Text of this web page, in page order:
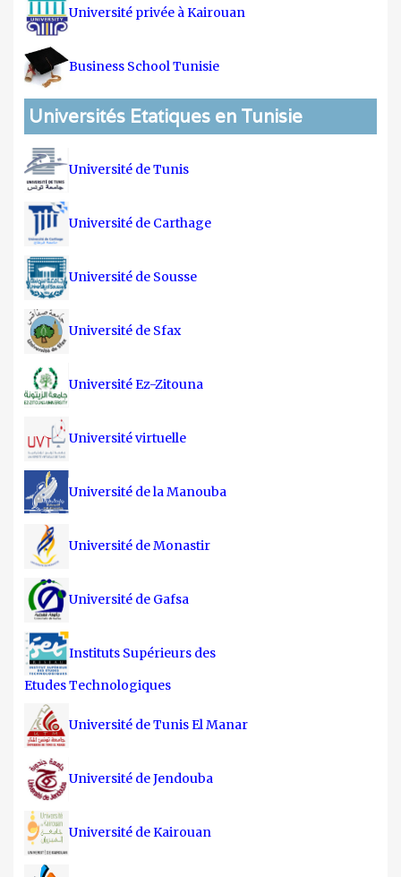
Université privée à Kairouan
Business School Tunisie
Universités Etatiques en Tunisie
Université de Tunis
Université de Carthage
Université de Sousse
Université de Sfax
Université Ez-Zitouna
Université virtuelle
Université de la Manouba
Université de Monastir
Université de Gafsa
Instituts Supérieurs des
Etudes Technologiques
Université de Tunis El Manar
Université de Jendouba
Université de Kairouan